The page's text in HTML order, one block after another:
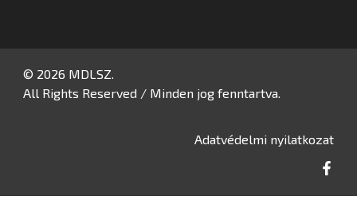
© 2026 MDLSZ.
All Rights Reserved / Minden jog fenntartva.
Adatvédelmi nyilatkozat